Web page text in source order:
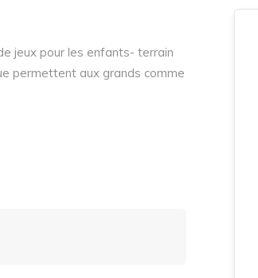
jeux pour les enfants- terrain
permettent aux grands comme